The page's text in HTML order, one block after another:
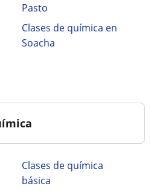
Pasto
Clases de química en
Soacha
Clases de química
básica